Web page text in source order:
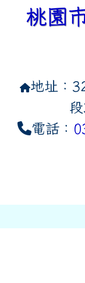
桃園
地址：
電話：